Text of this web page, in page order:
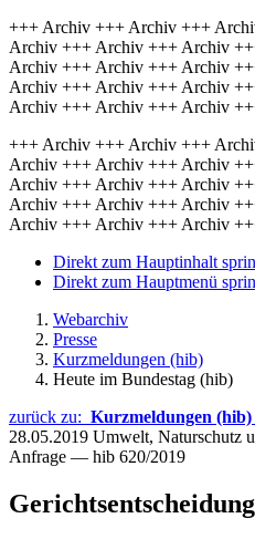
+++ Archiv +++ Archiv +++
Archiv +++ Archiv +++ Archiv
Archiv +++ Archiv +++ Archiv
Archiv +++ Archiv +++ Archiv
Archiv +++ Archiv +++ Archiv
+++ Archiv +++ Archiv +++
Archiv +++ Archiv +++ Archiv
Archiv +++ Archiv +++ Archiv
Archiv +++ Archiv +++ Archiv
Archiv +++ Archiv +++ Archiv
Direkt zum Hauptinhalt
Direkt zum Hauptmenü
Webarchiv
Presse
Kurzmeldungen (hib)
Heute im Bundestag (hib)
zurück zu: Kurzmeldungen (hib)
28.05.2019 Umwelt, Naturschutz
Anfrage — hib 620/2019